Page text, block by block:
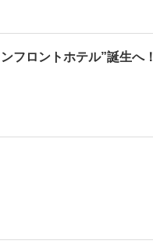
フロントホテル”誕生へ！
ンタビューフォト